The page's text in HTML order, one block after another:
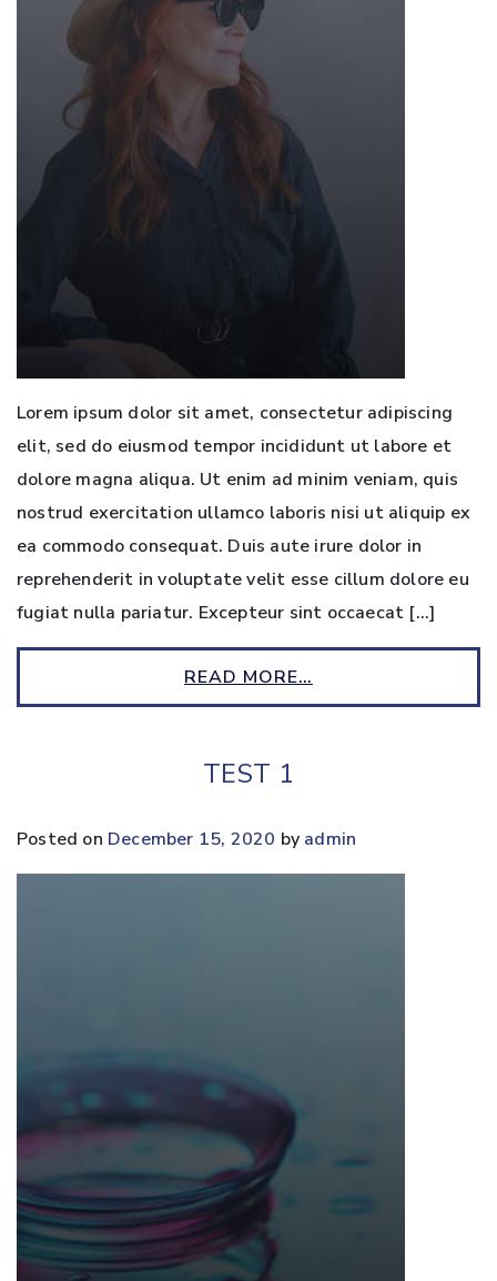
Lorem ipsum dolor sit amet, consectetur adipiscing
elit, sed do eiusmod tempor incididunt ut labore et
dolore magna aliqua. Ut enim ad minim veniam, quis
nostrud exercitation ullamco laboris nisi ut aliquip ex
ea commodo consequat. Duis aute irure dolor in
reprehenderit in voluptate velit esse cillum dolore eu
fugiat nulla pariatur. Excepteur sint occaecat […]
READ MORE…
TEST 1
Posted on December 15, 2020 by admin